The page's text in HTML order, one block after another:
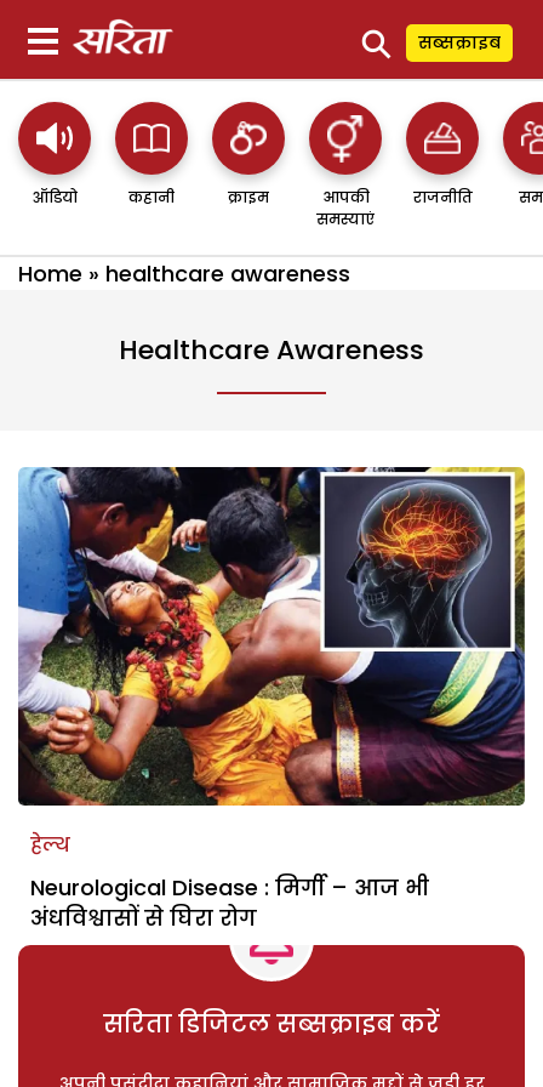
⚲ सब्सक्राइब
ऑडियो कहानी क्राइम
आपकी
समस्याएं
राजनीति
Home » healthcare awareness
Healthcare Awareness
हेल्थ
Neurological Disease : मिर्गी – आज भी
अंधविश्वासों से घिरा रोग
सरिता डिजिटल सब्सक्राइब करें